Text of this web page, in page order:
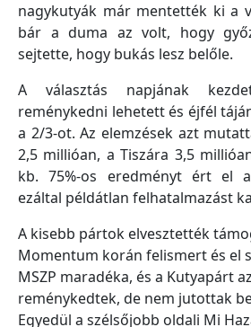
nagykutyák már mentették ki a
bár a duma az volt, hogy
sejtette, hogy bukás lesz belőle.
A választás napjának
reménykedni lehetett és éjfél
a 2/3-ot. Az elemzések azt
2,5 millióan, a Tiszára 3,5
kb. 75%-os eredményt ért el
ezáltal példátlan felhatalmazást
A kisebb pártok elvesztették
Momentum korán felismert és el
MSZP maradéka, és a Kutyapárt
reménykedtek, de nem jutottak
Egyedül a szélsőjobb oldali Mi